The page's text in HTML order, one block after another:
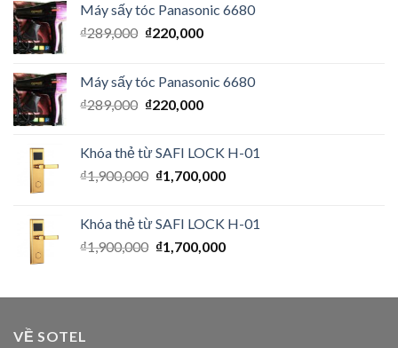
Máy sấy tóc Panasonic 6680
₫289,000 ₫220,000
Máy sấy tóc Panasonic 6680
₫289,000 ₫220,000
Khóa thẻ từ SAFI LOCK H-01
₫1,900,000 ₫1,700,000
Khóa thẻ từ SAFI LOCK H-01
₫1,900,000 ₫1,700,000
VỀ SOTEL